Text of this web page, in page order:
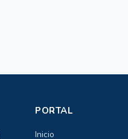
PORTAL
Inicio